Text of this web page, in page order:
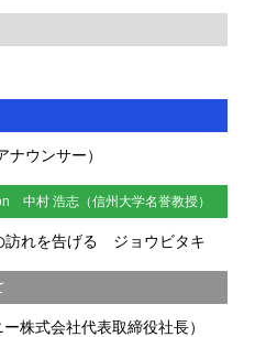
ウンサー）
中村 浩志（信州大学名誉教授）
訪れを告げる ジョウビタキ
株式会社代表取締役社長）